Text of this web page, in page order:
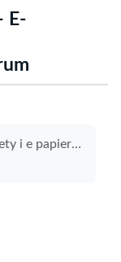
E-
po sklepach, modelach i cenach